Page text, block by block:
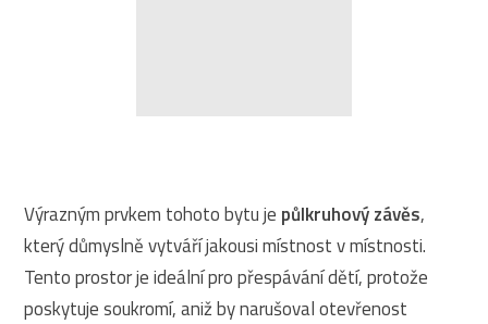
Výrazným prvkem tohoto bytu je půlkruhový závěs,
který důmyslně vytváří jakousi místnost v místnosti.
Tento prostor je ideální pro přespávání dětí, protože
poskytuje soukromí, aniž by narušoval otevřenost